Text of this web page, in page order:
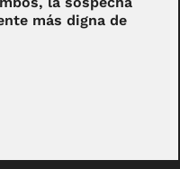
más digna de